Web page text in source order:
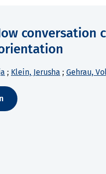
conversation
; Klein, Jerusha ; Gehrau,